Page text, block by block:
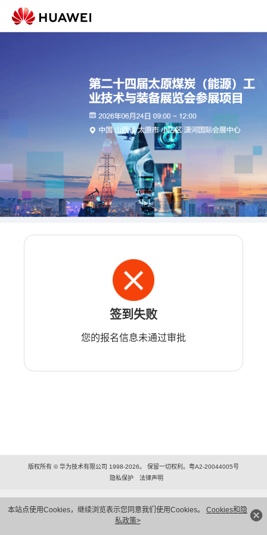
本站点使用Cookies，继续浏览表示您同意我们使用Cookies。 Cookies和隐
私政策>
签到失败
您的报名信息未通过审批
版权所有 © 华为技术有限公司 1998-2026。 保留一切权利。粤A2-20044005号
隐私保护
法律声明